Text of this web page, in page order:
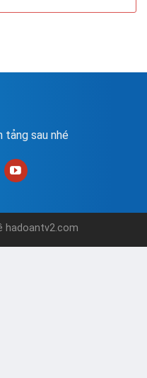
tảng sau nhé
hadoantv2.com